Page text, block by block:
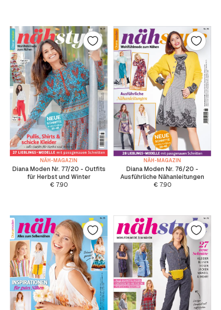
NÄH-MAGAZIN
Diana Moden Nr. 77/20 - Outfits
für Herbst und Winter
€7.90
NÄH-MAGAZIN
Diana Moden Nr. 76/20 -
Ausführliche Nähanleitungen
€7.90